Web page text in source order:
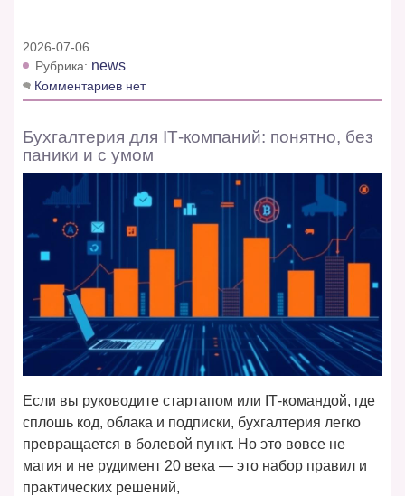
2026-07-06
Рубрика: news
Комментариев нет
Бухгалтерия для IT‑компаний: понятно, без
паники и с умом
Если вы руководите стартапом или IT‑командой, где
сплошь код, облака и подписки, бухгалтерия легко
превращается в болевой пункт. Но это вовсе не
магия и не рудимент 20 века — это набор правил и
практических решений,